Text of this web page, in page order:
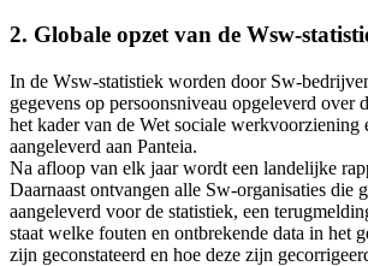
2. Globale opzet van de Wsw-
In de Wsw-statistiek worden door Sw-
gegevens op persoonsniveau opgeleverd over
het kader van de Wet sociale werkvoorziening
aangeleverd aan Panteia.
Na afloop van elk jaar wordt een landelijke
Daarnaast ontvangen alle Sw-organisaties die
aangeleverd voor de statistiek, een
staat welke fouten en ontbrekende data in het
zijn geconstateerd en hoe deze zijn